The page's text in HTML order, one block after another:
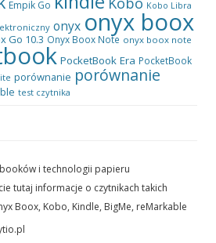
Empik Go
Kobo Libra
onyx onyx boox
Go 10.3 Onyx Boox Note onyx boox note
PocketBook Era PocketBook
porównanie porównanie
test czytnika
i technologii papieru
tutaj informacje o czytnikach takich
Boox, Kobo, Kindle, BigMe, reMarkable